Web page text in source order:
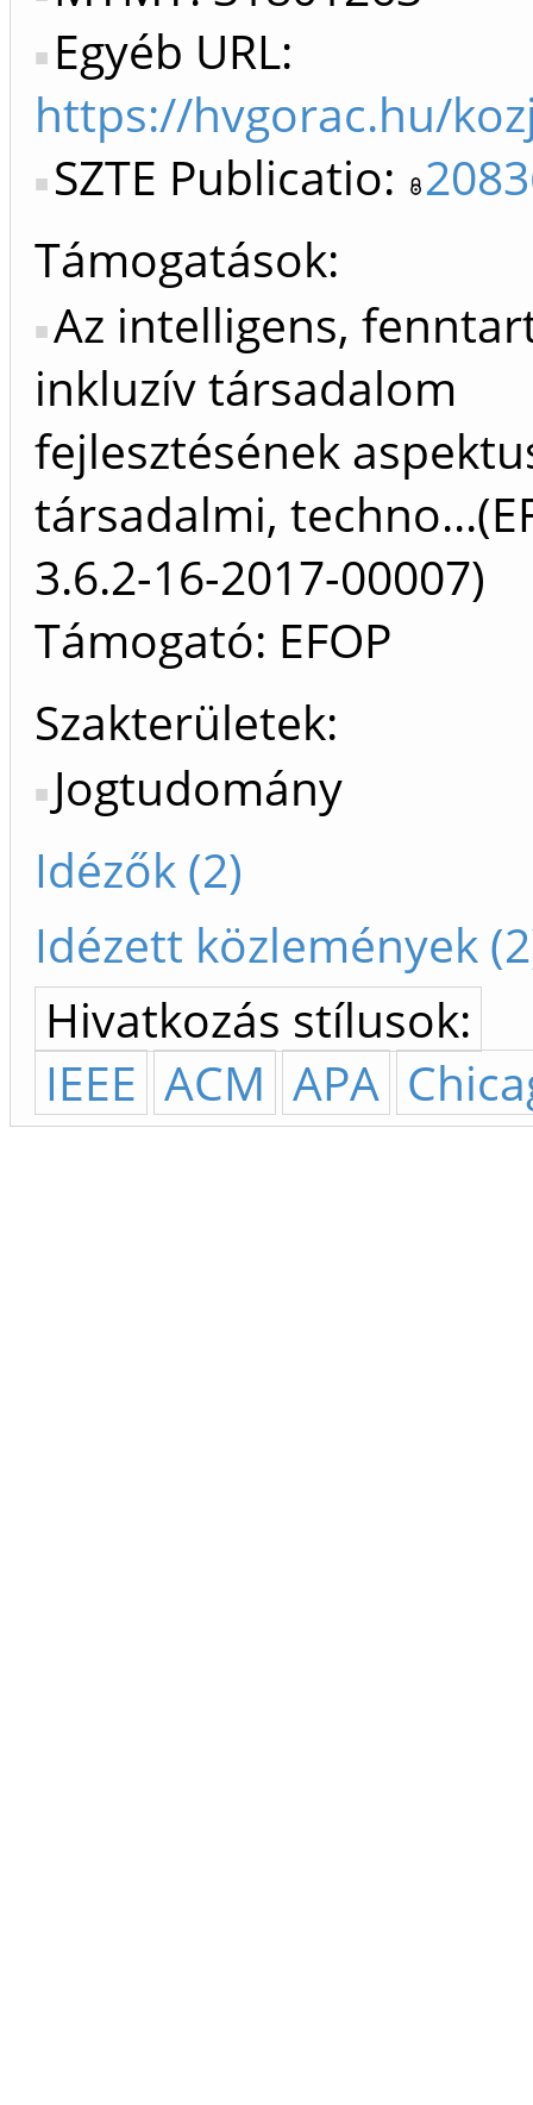
Egyéb URL:
https://hvgorac.hu/
SZTE Publicatio:
Támogatások:
Az intelligens,
inkluzív társadalom
fejlesztésének
társadalmi,
3.6.2-16-2017-00007)
Támogató: EFOP
Szakterületek:
Jogtudomány
Idézők (2)
Idézett közlemények
Hivatkozás stílusok:
IEEE ACM APA